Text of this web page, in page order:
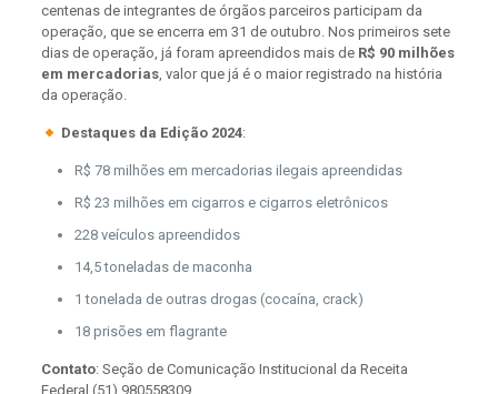
centenas de integrantes de órgãos parceiros participam da
operação, que se encerra em 31 de outubro. Nos primeiros sete
dias de operação, já foram apreendidos mais de R$ 90 milhões
em mercadorias, valor que já é o maior registrado na história
da operação.
Destaques da Edição 2024:
R$ 78 milhões em mercadorias ilegais apreendidas
R$ 23 milhões em cigarros e cigarros eletrônicos
228 veículos apreendidos
14,5 toneladas de maconha
1 tonelada de outras drogas (cocaína, crack)
18 prisões em flagrante
Contato: Seção de Comunicação Institucional da Receita
Federal (51) 980558309